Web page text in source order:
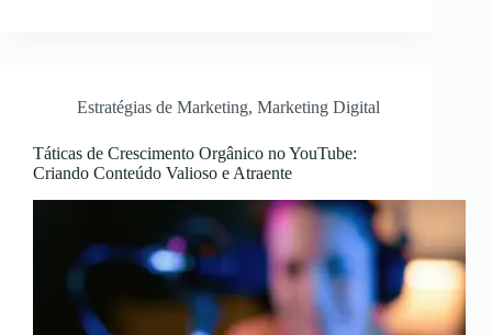
Estratégias de Marketing, Marketing Digital
Táticas de Crescimento Orgânico no YouTube:
Criando Conteúdo Valioso e Atraente